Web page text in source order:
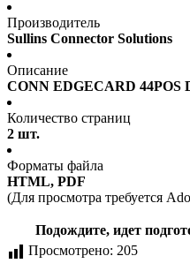
Производитель
Sullins Connector Solutions
Описание
CONN EDGECARD 44POS
Количество страниц
2 шт.
Форматы файла
HTML, PDF
(Для просмотра требуется
Подождите, идет
Просмотрено: 205